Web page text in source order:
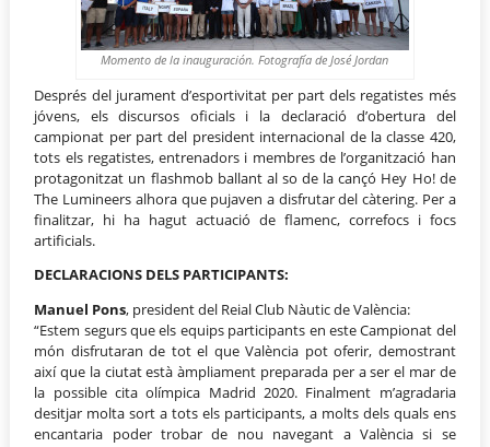
Momento de la inauguración. Fotografía de José Jordan
Després del jurament d’esportivitat per part dels regatistes més
jóvens, els discursos oficials i la declaració d’obertura del
campionat per part del president internacional de la classe 420,
tots els regatistes, entrenadors i membres de l’organització han
protagonitzat un flashmob ballant al so de la cançó Hey Ho! de
The Lumineers alhora que pujaven a disfrutar del càtering. Per a
finalitzar, hi ha hagut actuació de flamenc, correfocs i focs
artificials.
DECLARACIONS DELS PARTICIPANTS:
Manuel Pons, president del Reial Club Nàutic de València:
“Estem segurs que els equips participants en este Campionat del
món disfrutaran de tot el que València pot oferir, demostrant
així que la ciutat està àmpliament preparada per a ser el mar de
la possible cita olímpica Madrid 2020. Finalment m’agradaria
desitjar molta sort a tots els participants, a molts dels quals ens
encantaria poder trobar de nou navegant a València si se